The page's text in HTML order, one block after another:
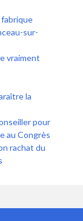
sur-
vraiment
la
pour
au Congrès
rachat du